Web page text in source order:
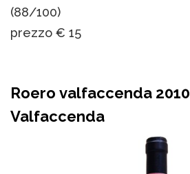
(88/100)
prezzo € 15
Roero valfaccenda 2010
Valfaccenda